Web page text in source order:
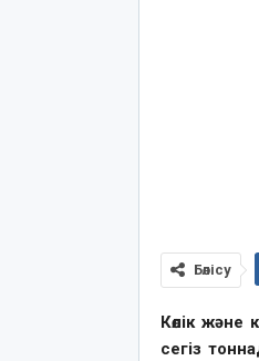
Бөлісу
Көлік
сегіз